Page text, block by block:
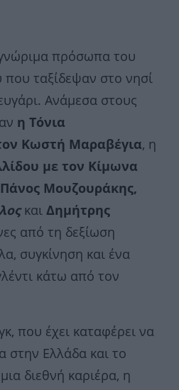
πρόσωπα του
που ταξίδεψαν στο νησί
Ανάμεσα στους
η Τόνια
Κωστή Μαραβέγια, η
με τον Κίμωνα
Πάνος Μουζουράκης,
και Δημήτρης
από τη δεξίωση
συγκίνηση και ένα
κάτω από τον
που έχει καταφέρει να
στην Ελλάδα και το
διεθνή καριέρα, η